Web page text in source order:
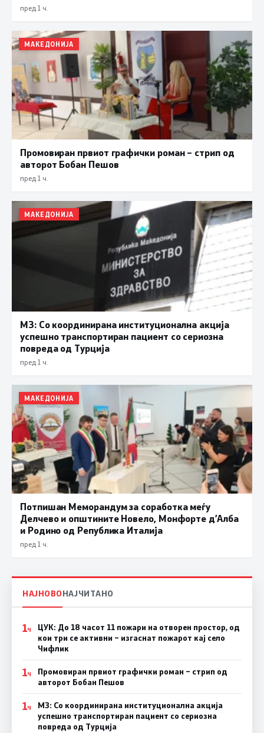
пред 1 ч.
МАКЕДОНИЈА
Промовиран првиот графички роман – стрип од
авторот Бобан Пешов
пред 1 ч.
МАКЕДОНИЈА
МЗ: Со координирана институционална акција
успешно транспортиран пациент со сериозна
повреда од Турција
пред 1 ч.
МАКЕДОНИЈА
Потпишан Меморандум за соработка меѓу
Делчево и општините Новело, Монфорте д’Алба
и Родино од Република Италија
пред 1 ч.
НАЈНОВОНАЈЧИТАНО
1Ч
ЦУК: До 18 часот 11 пожари на отворен простор, од
кои три се активни – изгаснат пожарот кај село
Чифлик
1Ч
Промовиран првиот графички роман – стрип од
авторот Бобан Пешов
1Ч
МЗ: Со координирана институционална акција
успешно транспортиран пациент со сериозна
повреда од Турција